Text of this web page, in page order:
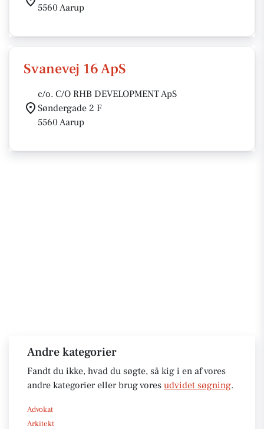
5560 Aarup
Svanevej 16 ApS
c/o. C/O RHB DEVELOPMENT ApS
Søndergade 2 F
5560 Aarup
Andre kategorier
Fandt du ikke, hvad du søgte, så kig i en af vores
andre kategorier eller brug vores udvidet søgning.
Advokat
Arkitekt